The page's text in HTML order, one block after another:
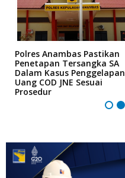
Polres Anambas Pastikan
Penetapan Tersangka SA
Dalam Kasus Penggelapan
Uang COD JNE Sesuai
Prosedur